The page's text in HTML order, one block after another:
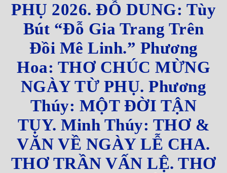
PHỤ 2026. ĐỖ DUNG: Tùy
Bút “Đỗ Gia Trang Trên
Đồi Mê Linh.” Phương
Hoa: THƠ CHÚC MỪNG
NGÀY TỪ PHỤ. Phương
Thúy: MỘT ĐỜI TẬN
TỤY. Minh Thúy: THƠ &
VĂN VỀ NGÀY LỄ CHA.
THƠ TRẦN VẤN LỆ. THƠ